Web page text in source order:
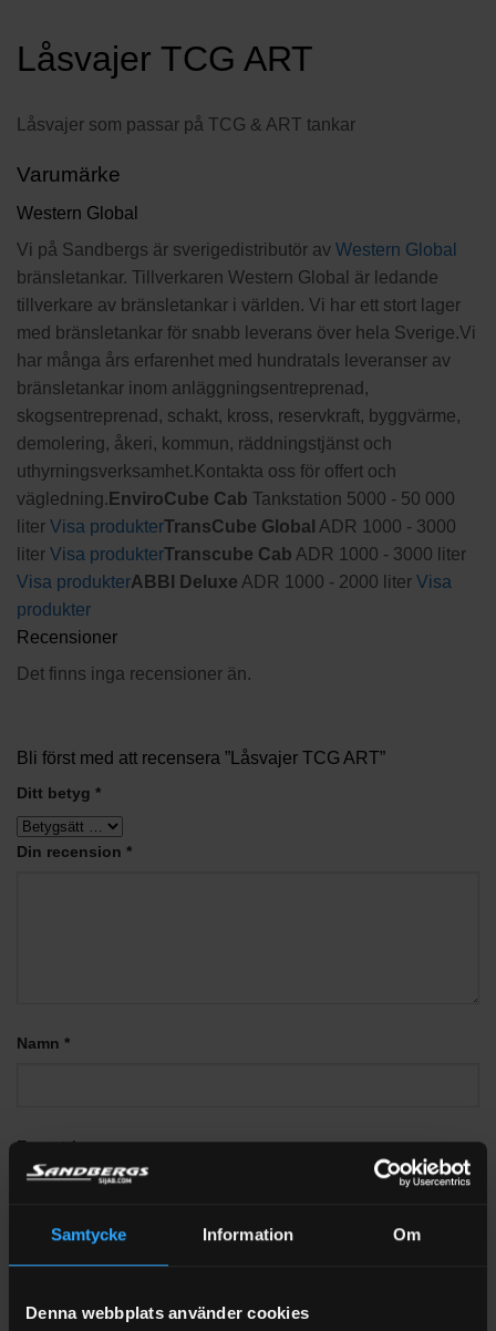
Samtycke Information Om
Denna webbplats använder cookies
Låsvajer TCG ART
Låsvajer som passar på TCG & ART tankar
Varumärke
Western Global
Vi på Sandbergs är sverigedistributör av Western Global
bränsletankar. Tillverkaren Western Global är ledande
tillverkare av bränsletankar i världen. Vi har ett stort lager
med bränsletankar för snabb leverans över hela Sverige.Vi
har många års erfarenhet med hundratals leveranser av
bränsletankar inom anläggningsentreprenad,
skogsentreprenad, schakt, kross, reservkraft, byggvärme,
demolering, åkeri, kommun, räddningstjänst och
uthyrningsverksamhet.Kontakta oss för offert och
vägledning. EnviroCube Cab Tankstation 5000 - 50 000
liter Visa produkterTransCube Global ADR 1000 - 3000
liter Visa produkterTranscube Cab ADR 1000 - 3000 liter
Visa produkterABBI Deluxe ADR 1000 - 2000 liter Visa
produkter
Recensioner
Det finns inga recensioner än.
Bli först med att recensera ”Låsvajer TCG ART”
Ditt betyg *
Din recension *
Namn *
E-post*